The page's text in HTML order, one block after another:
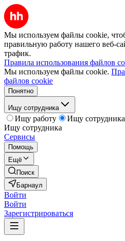
Мы используем файлы cookie,
правильную работу нашего веб-
трафик.
Правила использования файлов
Мы используем файлы cookie.
файлов cookie
Понятно
Ищу сотрудника
Ищу работу
Ищу сотрудника
Ищу сотрудника
Сервисы
Помощь
Ещё
Поиск
Барнаул
Войти
Войти
Зарегистрироваться